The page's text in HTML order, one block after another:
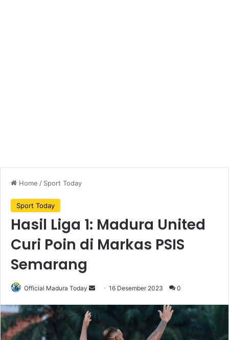
Home / Sport Today
Sport Today
Hasil Liga 1: Madura United
Curi Poin di Markas PSIS
Semarang
Official Madura Today 16 Desember 2023 0